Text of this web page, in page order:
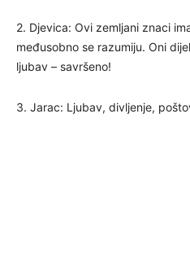
2. Djevica: Ovi zemljani znaci
međusobno se razumiju. Oni
ljubav – savršeno!
3. Jarac: Ljubav, divljenje,